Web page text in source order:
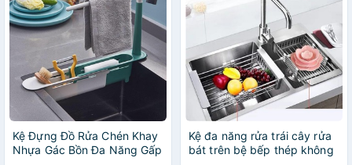
Kệ Đựng Đồ Rửa Chén Khay
Nhựa Gác Bồn Đa Năng Gấp
Kệ đa năng rửa trái cây rửa
bát trên bệ bếp thép không